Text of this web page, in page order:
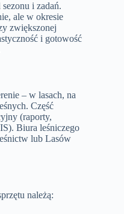
i zadań.
ale w okresie
zwiększonej
i gotowość
– w lasach, na
Część
(raporty,
Biura leśniczego
lub Lasów
należą: